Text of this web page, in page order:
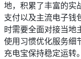
地，积累了丰富的实
支付以及主流电子钱
时需要全面对接当地
使用习惯优化服务细
充电宝保持稳定运转。